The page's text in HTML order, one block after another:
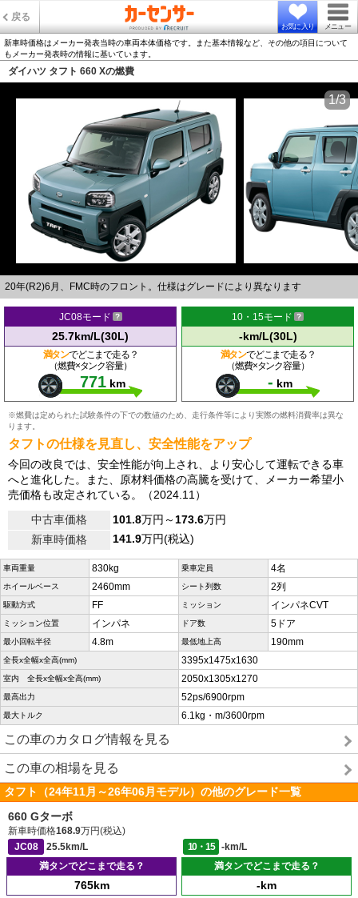
戻る
お気に入り メニュー
新車時価格はメーカー発表当時の車両本体価格です。また基本情報など、その他の項目について
もメーカー発表時の情報に基いています。
ダイハツ タフト 660 Xの燃費
20年(R2)6月、FMC時のフロント。仕様はグレードにより異なります
1/3
JC08モード
25.7km/L(30L)
満タンでどこまで走る？
（燃費×タンク容量）
771 km
10・15モード
-km/L(30L)
満タンでどこまで走る？
（燃費×タンク容量）
- km
※燃費は定められた試験条件の下での数値のため、走行条件等により実際の燃料消費率は異な
ります。
タフトの仕様を見直し、安全性能をアップ
今回の改良では、安全性能が向上され、より安心して運転できる車
へと進化した。また、原材料価格の高騰を受けて、メーカー希望小
売価格も改定されている。（2024.11）
中古車価格
101.8万円～173.6万円
新車時価格
141.9万円(税込)
車両重量 830kg 乗車定員 4名
ホイールベース 2460mm シート列数 2列
駆動方式 FF ミッション インパネCVT
ミッション位置 インパネ ドア数 5ドア
最小回転半径 4.8m 最低地上高 190mm
全長x全幅x全高(mm) 3395x1475x1630
室内 全長x全幅x全高(mm) 2050x1305x1270
最高出力 52ps/6900rpm
最大トルク 6.1kg・m/3600rpm
この車のカタログ情報を見る
この車の相場を見る
タフト（24年11月～26年06月モデル）の他のグレード一覧
660 Gターボ
新車時価格168.9万円(税込)
JC08
25.5km/L 10・15
-km/L
満タンでどこまで走る？
765km
満タンでどこまで走る？
-km